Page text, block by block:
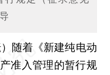
随着《新建纯电动
准入管理的暂行规